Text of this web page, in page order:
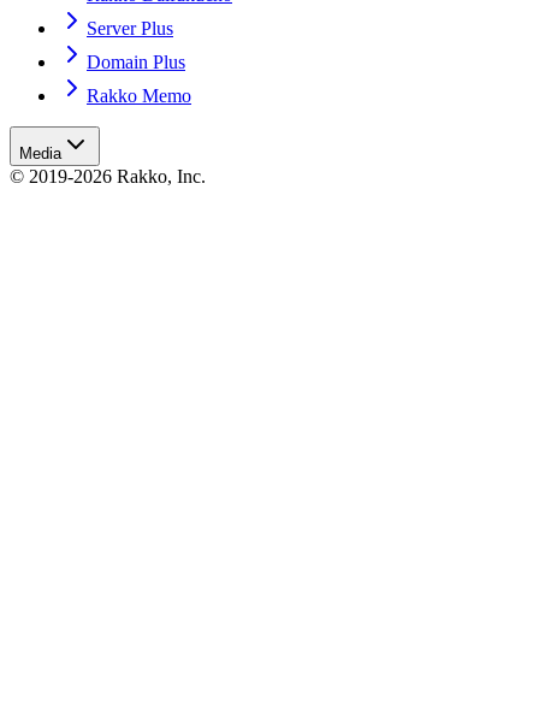
Server Plus
Domain Plus
Rakko Memo
Media
© 2019-2026 Rakko, Inc.